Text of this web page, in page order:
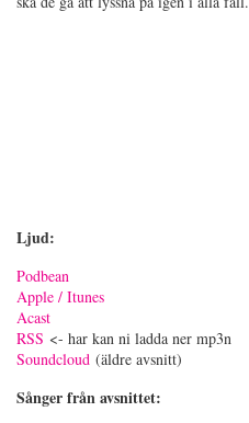
Ljud:
Podbean
Apple / Itunes
Acast
RSS <- har kan ni ladda ner mp3n
Soundcloud (äldre avsnitt)
Sånger från avsnittet: